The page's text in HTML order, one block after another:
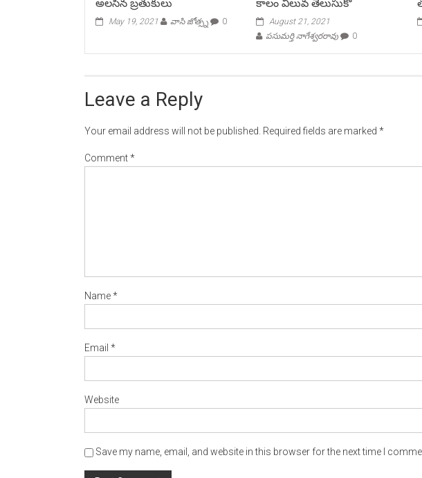
అలసిన బ్రతుకులు
May 19, 2021 వాసి జోత్స్న 0
కాలం విలువ తెలుసుకో
August 21, 2021
పసుమర్తి నాగేశ్వరరావు
0
Leave a Reply
Your email address will not be published. Required fields are marked *
Comment*
Name*
Email *
Website
Save my name, email, and website in this browser for the next time I